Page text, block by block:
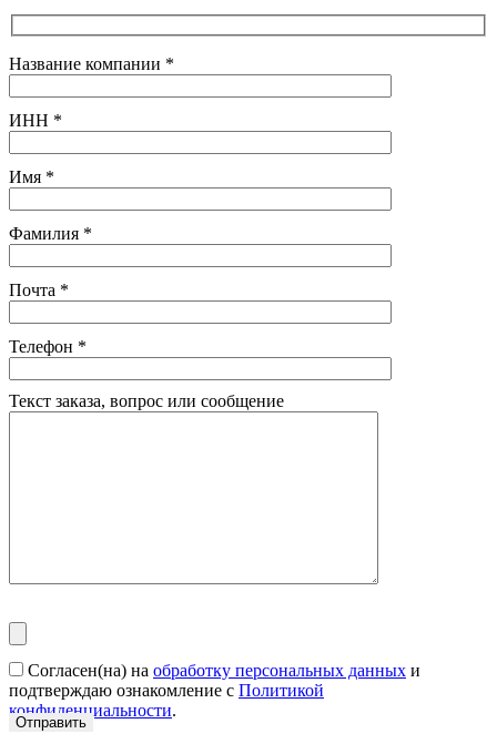
Название компании *
ИНН *
Имя *
Фамилия *
Почта *
Телефон *
Текст заказа, вопрос или сообщение
Согласен(на) на обработку персональных данных и
подтверждаю ознакомление с Политикой
конфиденциальности.